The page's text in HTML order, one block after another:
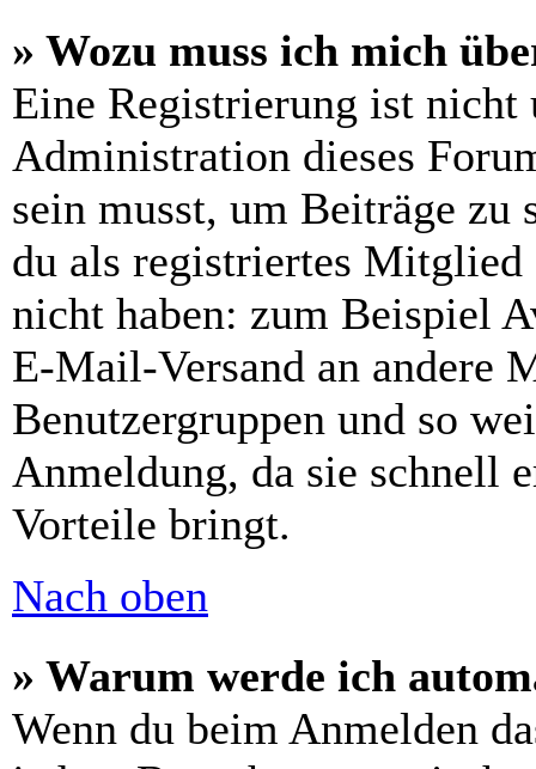
» Wozu muss ich mich
Eine Registrierung ist
Administration dieses
sein musst, um Beiträge
du als registriertes Mitglied
nicht haben: zum Beispiel
E-Mail-Versand an andere
Benutzergruppen und so
Anmeldung, da sie schnell
Vorteile bringt.
Nach oben
» Warum werde ich
Wenn du beim Anmelden